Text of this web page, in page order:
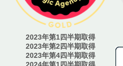
2023年第1四半期取得
2023年第2四半期取得
2023年第4四半期取得